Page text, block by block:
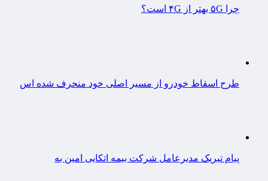
چرا ۵G بهتر از ۴G است؟
طرح اسقاط خودرو از مسیر اصلی خود منحرف شده اس
پیام تبریک مدیرعامل شرکت بیمه اتکایی امین به